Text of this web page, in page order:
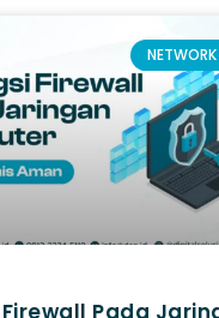
Pada